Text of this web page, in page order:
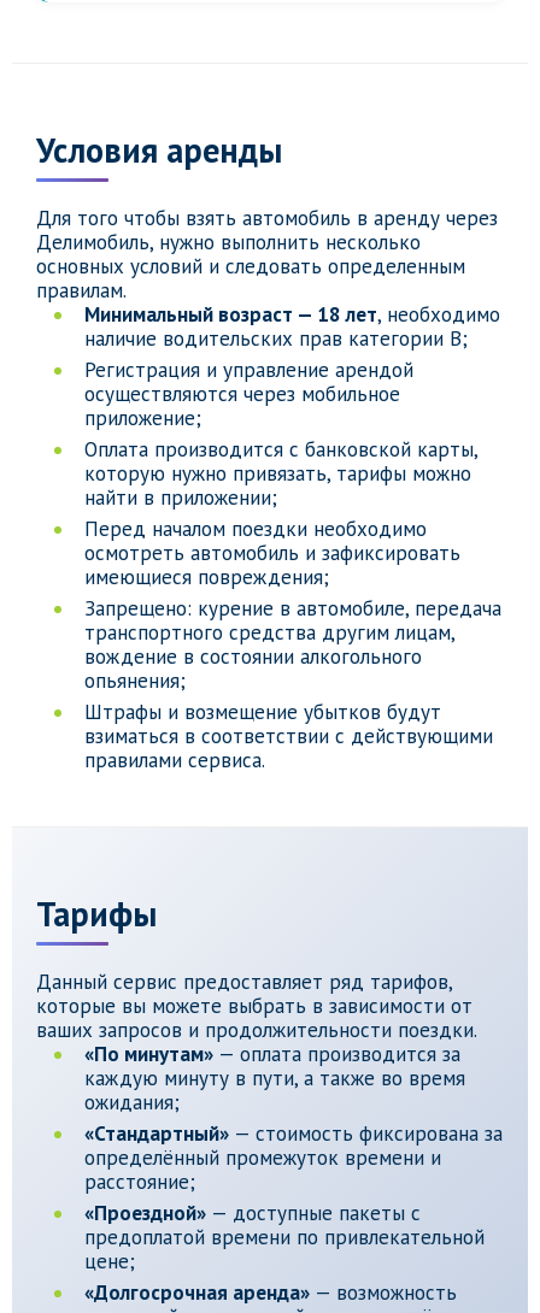
Условия аренды
Для того чтобы взять автомобиль в аренду через
Делимобиль, нужно выполнить несколько
основных условий и следовать определенным
правилам.
Минимальный возраст — 18 лет, необходимо
наличие водительских прав категории B;
Регистрация и управление арендой
осуществляются через мобильное
приложение;
Оплата производится с банковской карты,
которую нужно привязать, тарифы можно
найти в приложении;
Перед началом поездки необходимо
осмотреть автомобиль и зафиксировать
имеющиеся повреждения;
Запрещено: курение в автомобиле, передача
транспортного средства другим лицам,
вождение в состоянии алкогольного
опьянения;
Штрафы и возмещение убытков будут
взиматься в соответствии с действующими
правилами сервиса.
Тарифы
Данный сервис предоставляет ряд тарифов,
которые вы можете выбрать в зависимости от
ваших запросов и продолжительности поездки.
«По минутам» — оплата производится за
каждую минуту в пути, а также во время
ожидания;
«Стандартный» — стоимость фиксирована за
определённый промежуток времени и
расстояние;
«Проездной» — доступные пакеты с
предоплатой времени по привлекательной
цене;
«Долгосрочная аренда» — возможность